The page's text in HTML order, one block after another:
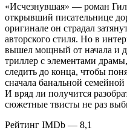
«Исчезнувшая» — роман
открывший писательнице
оригинале он страдал
авторского стиля. Но в
вышел мощный от начала и
триллер с элементами
следить до конца, чтобы
сначала банальной
И вряд ли получится
сюжетные твисты не раз
Рейтинг IMDb — 8,1